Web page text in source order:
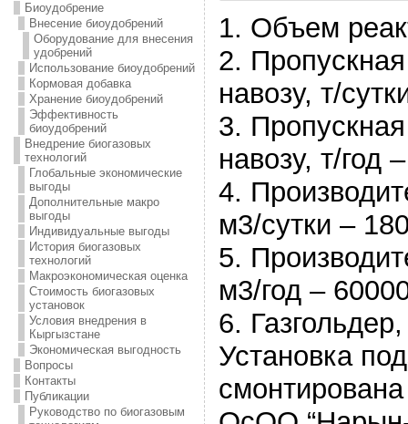
Биоудобрение
Внесение биоудобрений
Оборудование для внесения
удобрений
Использование биоудобрений
Кормовая добавка
Хранение биоудобрений
Эффективность
биоудобрений
Внедрение биогазовых
технологий
Глобальные экономические
выгоды
Дополнительные макро
выгоды
Индивидуальные выгоды
История биогазовых
технологий
Макроэкономическая оценка
Стоимость биогазовых
установок
Условия внедрения в
Кыргызстане
Экономическая выгодность
Вопросы
Контакты
Публикации
Руководство по биогазовым
1. Объем
2.
навозу, т/
3.
навозу, т/год
4.
м3/сутки –
5.
м3/год –
6.
Установка